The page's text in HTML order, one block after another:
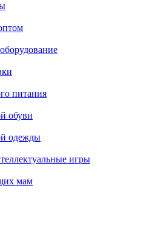
питания
обуви
одежды
игры
мам